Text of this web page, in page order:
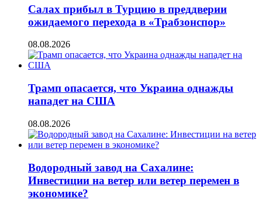
Салах прибыл в Турцию в преддверии
ожидаемого перехода в «Трабзонспор»
08.08.2026
Трамп опасается, что Украина однажды
нападет на США
08.08.2026
Водородный завод на Сахалине:
Инвестиции на ветер или ветер перемен в
экономике?